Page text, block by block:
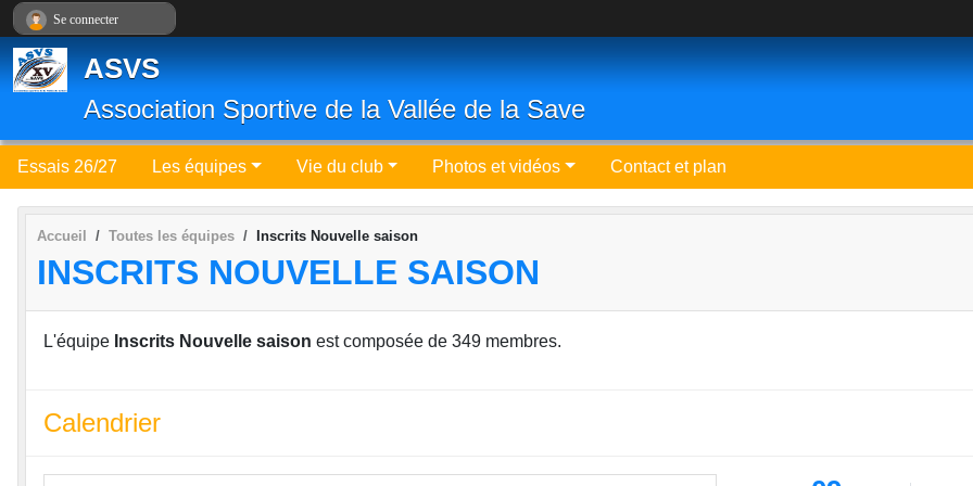
ASVS
Association Sportive de la Vallée de la Save
Essais 26/27 Les équipes Vie du club Photos et vidéos Contact et plan
Accueil Toutes les équipes Inscrits Nouvelle saison
INSCRITS NOUVELLE SAISON
L'équipe Inscrits Nouvelle saison est composée de 349 membres.
Calendrier
Se connecter
Panneau de gestion des cookies